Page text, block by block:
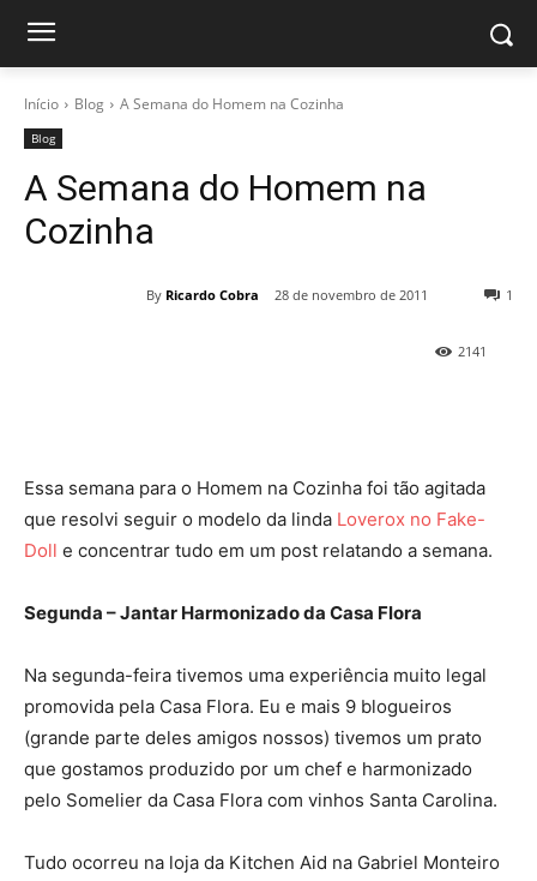
Início Blog A Semana do Homem na Cozinha
Blog
A Semana do Homem na
Cozinha
By Ricardo Cobra 28 de novembro de 2011 1
2141
Essa semana para o Homem na Cozinha foi tão agitada
que resolvi seguir o modelo da linda Loverox no Fake-
Doll e concentrar tudo em um post relatando a semana.
Segunda – Jantar Harmonizado da Casa Flora
Na segunda-feira tivemos uma experiência muito legal
promovida pela Casa Flora. Eu e mais 9 blogueiros
(grande parte deles amigos nossos) tivemos um prato
que gostamos produzido por um chef e harmonizado
pelo Somelier da Casa Flora com vinhos Santa Carolina.
Tudo ocorreu na loja da Kitchen Aid na Gabriel Monteiro